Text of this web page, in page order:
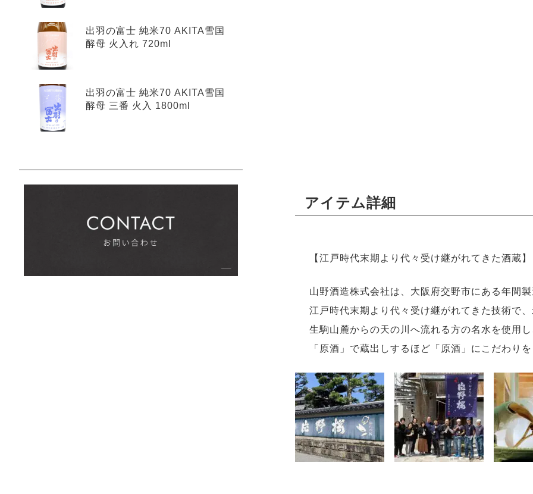
アイテム詳細
【江戸時代末期より代々受け継がれてきた酒蔵】
山野酒造株式会社は、大阪府交野市にある年間
江戸時代末期より代々受け継がれてきた技術で
生駒山麓からの天の川へ流れる方の名水を使用
「原酒」で蔵出しするほど「原酒」にこだわり
出羽の富士 純米70 AKITA雪国
酵母 火入れ 720ml
出羽の富士 純米70 AKITA雪国
酵母 三番 火入 1800ml